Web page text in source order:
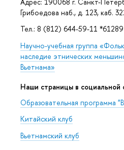
Грибоедова наб., д. 123, каб.
Тел.: 8 (812) 644-59-11 *61289
Научно-учебная группа
наследие этнических
Вьетнама»
Наши страницы в социальной
Образовательная программа
Китайский клуб
Вьетнамский клуб